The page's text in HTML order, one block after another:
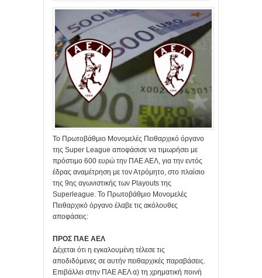
Το Πρωτοβάθμιο Μονομελές Πειθαρχικό όργανο
της Super League αποφάσισε να τιμωρήσει με
πρόστιμο 600 ευρώ την ΠΑΕ ΑΕΛ, για την εντός
έδρας αναμέτρηση με τον Ατρόμητο, στο πλαίσιο
της 9ης αγωνιστικής των Playouts της
Superleague. Το Πρωτοβάθμιο Μονομελές
Πειθαρχικό όργανο έλαβε τις ακόλουθες
αποφάσεις:
ΠΡΟΣ ΠΑΕ ΑΕΛ
Δέχεται ότι η εγκαλουμένη τέλεσε τις
αποδιδόμενες σε αυτήν πειθαρχικές παραβάσεις.
Επιβάλλει στην ΠΑΕ ΑΕΛ α) τη χρηματική ποινή